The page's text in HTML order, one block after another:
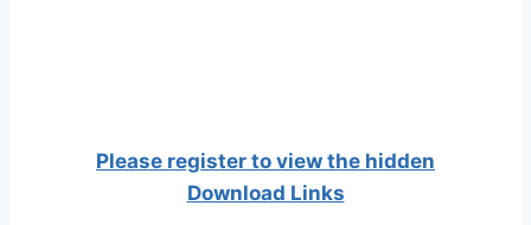
Please register to view the hidden
Download Links